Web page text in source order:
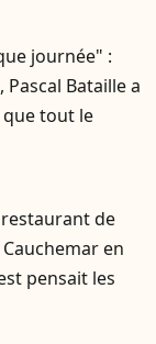
journée" :
Bataille a
tout le
de
en
pensait les